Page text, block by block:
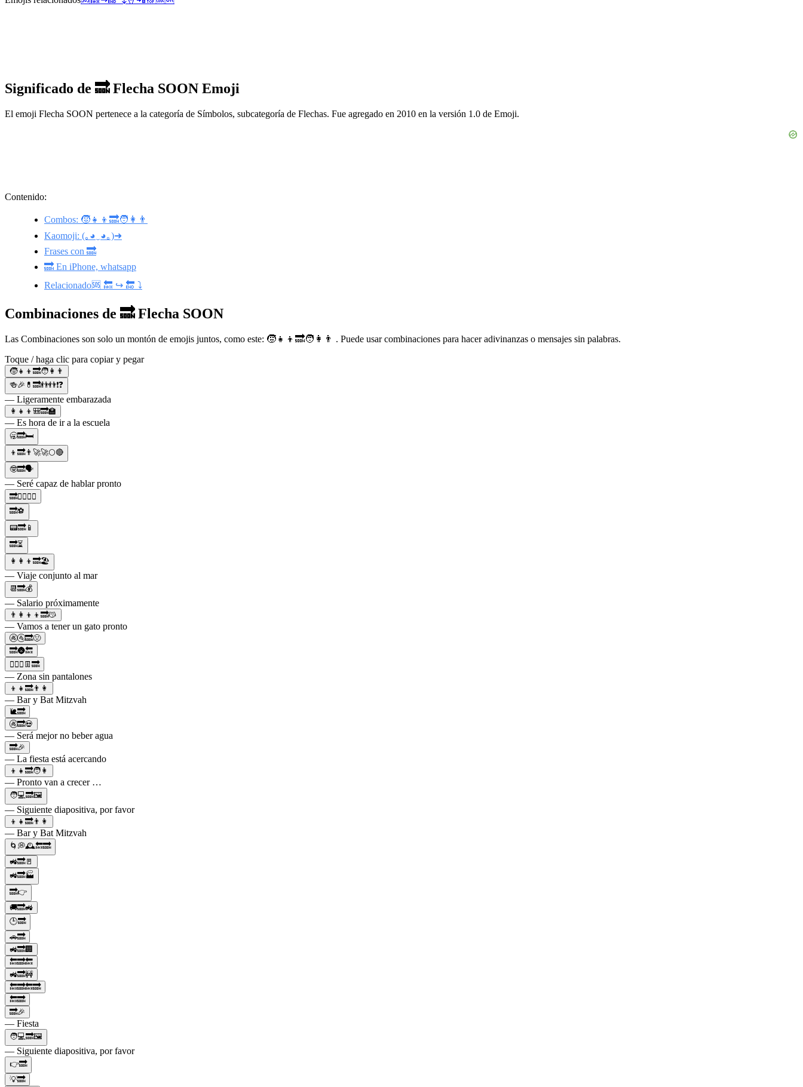
Significado de 🔜 Flecha SOON Emoji
El emoji Flecha SOON pertenece a la categoría de Símbolos, subcategoría de Flechas. Fue agregado en 2010 en la versión 1.0 de Emoji.
Contenido:
Combos: 🧒👧👦🔜🧑👩👨
Kaomoji: (｡◕‿◕｡)➜
Frases con 🔜
🔜 En iPhone, whatsapp
Relacionado🆘 🔙 ↪️ 🔚 ⤵️
Combinaciones de 🔜 Flecha SOON
Las Combinaciones son solo un montón de emojis juntos, como este: 🧒👧👦🔜🧑👩👨 . Puede usar combinaciones para hacer adivinanzas o mensajes sin palabras.
Toque / haga clic para copiar y pegar
🧒👧👦🔜🧑👩👨
🍻🎉💊🔜👬👬❗❓
— Ligeramente embarazada
👩‍👧‍👦🎒🔜🏫
— Es hora de ir a la escuela
🥱🔜🛏️
👦🔜👨‍🚀🚀🌕🔴
🤓🔜🗣️
— Seré capaz de hablar pronto
🔜👩🏻‍⚖️⚖️
🔜⚽️
📟🔜📱
🔜⏳
👩‍👩‍👦🔜🏖️
— Viaje conjunto al mar
📆🔜💰
— Salario próximamente
👨‍👩‍👦‍👦🔜😽
— Vamos a tener un gato pronto
🚱🚰🔜🤢
🔜🌚🔙
🙅‍♀️‍♀️👖🔜
— Zona sin pantalones
👦👧🔜👨👩
— Bar y Bat Mitzvah
🐌🔜
🚱🔜💀
— Será mejor no beber agua
🔜🎉
— La fiesta está acercando
👦👧🔜🧑👩
— Pronto van a crecer …
🧑💻🔜🖼
— Siguiente diapositiva, por favor
👦👧🔜👨👩
— Bar y Bat Mitzvah
🌀💭🕰️🔙🔜
🚜🔜🚪
🚜🔜🏭
🔜👉
🚚🔜🚜
🕒🔜
🚗🔜
🚜🔜🏢
🔙🔜🔙
🚜🔜🚧
🔙🔜🔙🔜
🔙🔜
🔜🎉
— Fiesta
🧑💻🔜🖼
— Siguiente diapositiva, por favor
👉🔜
💡🔜